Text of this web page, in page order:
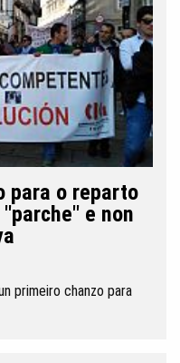
para o reparto
e non
primeiro chanzo para